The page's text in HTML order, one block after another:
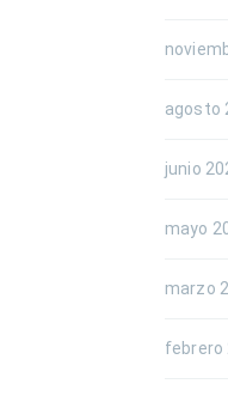
agosto
junio
mayo
marzo
febrero